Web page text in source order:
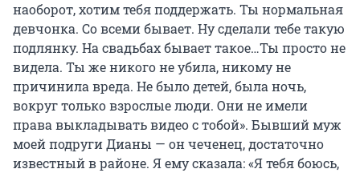
наоборот, хотим тебя поддержать. Ты нормальная
девчонка. Со всеми бывает. Ну сделали тебе такую
подлянку. На свадьбах бывает такое…Ты просто не
видела. Ты же никого не убила, никому не
причинила вреда. Не было детей, была ночь,
вокруг только взрослые люди. Они не имели
права выкладывать видео с тобой». Бывший муж
моей подруги Дианы — он чеченец, достаточно
известный в районе. Я ему сказала: «Я тебя боюсь,